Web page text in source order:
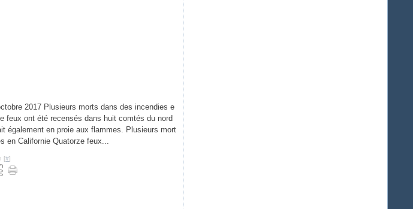
2017 Plusieurs morts dans des incendies e
feux ont été recensés dans huit comtés du nord
également en proie aux flammes. Plusieurs mort
en Californie Quatorze feux...
[#]